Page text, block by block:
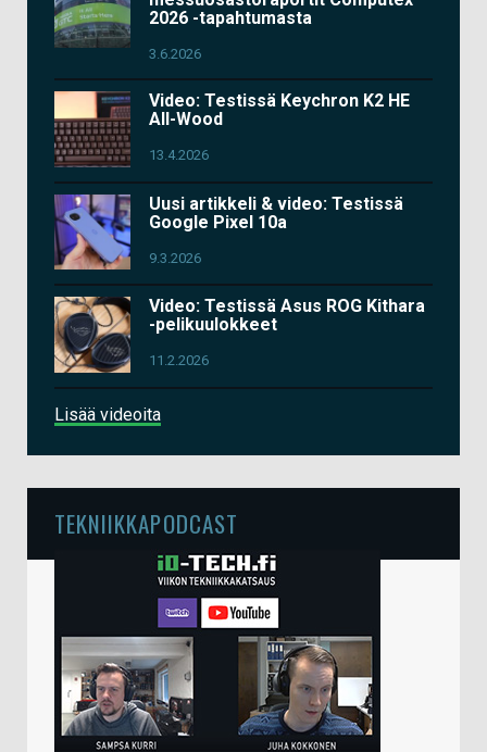
2026 -tapahtumasta
3.6.2026
Video: Testissä Keychron K2 HE
All-Wood
13.4.2026
Uusi artikkeli & video: Testissä
Google Pixel 10a
9.3.2026
Video: Testissä Asus ROG Kithara
-pelikuulokkeet
11.2.2026
Lisää videoita
TEKNIIKKAPODCAST